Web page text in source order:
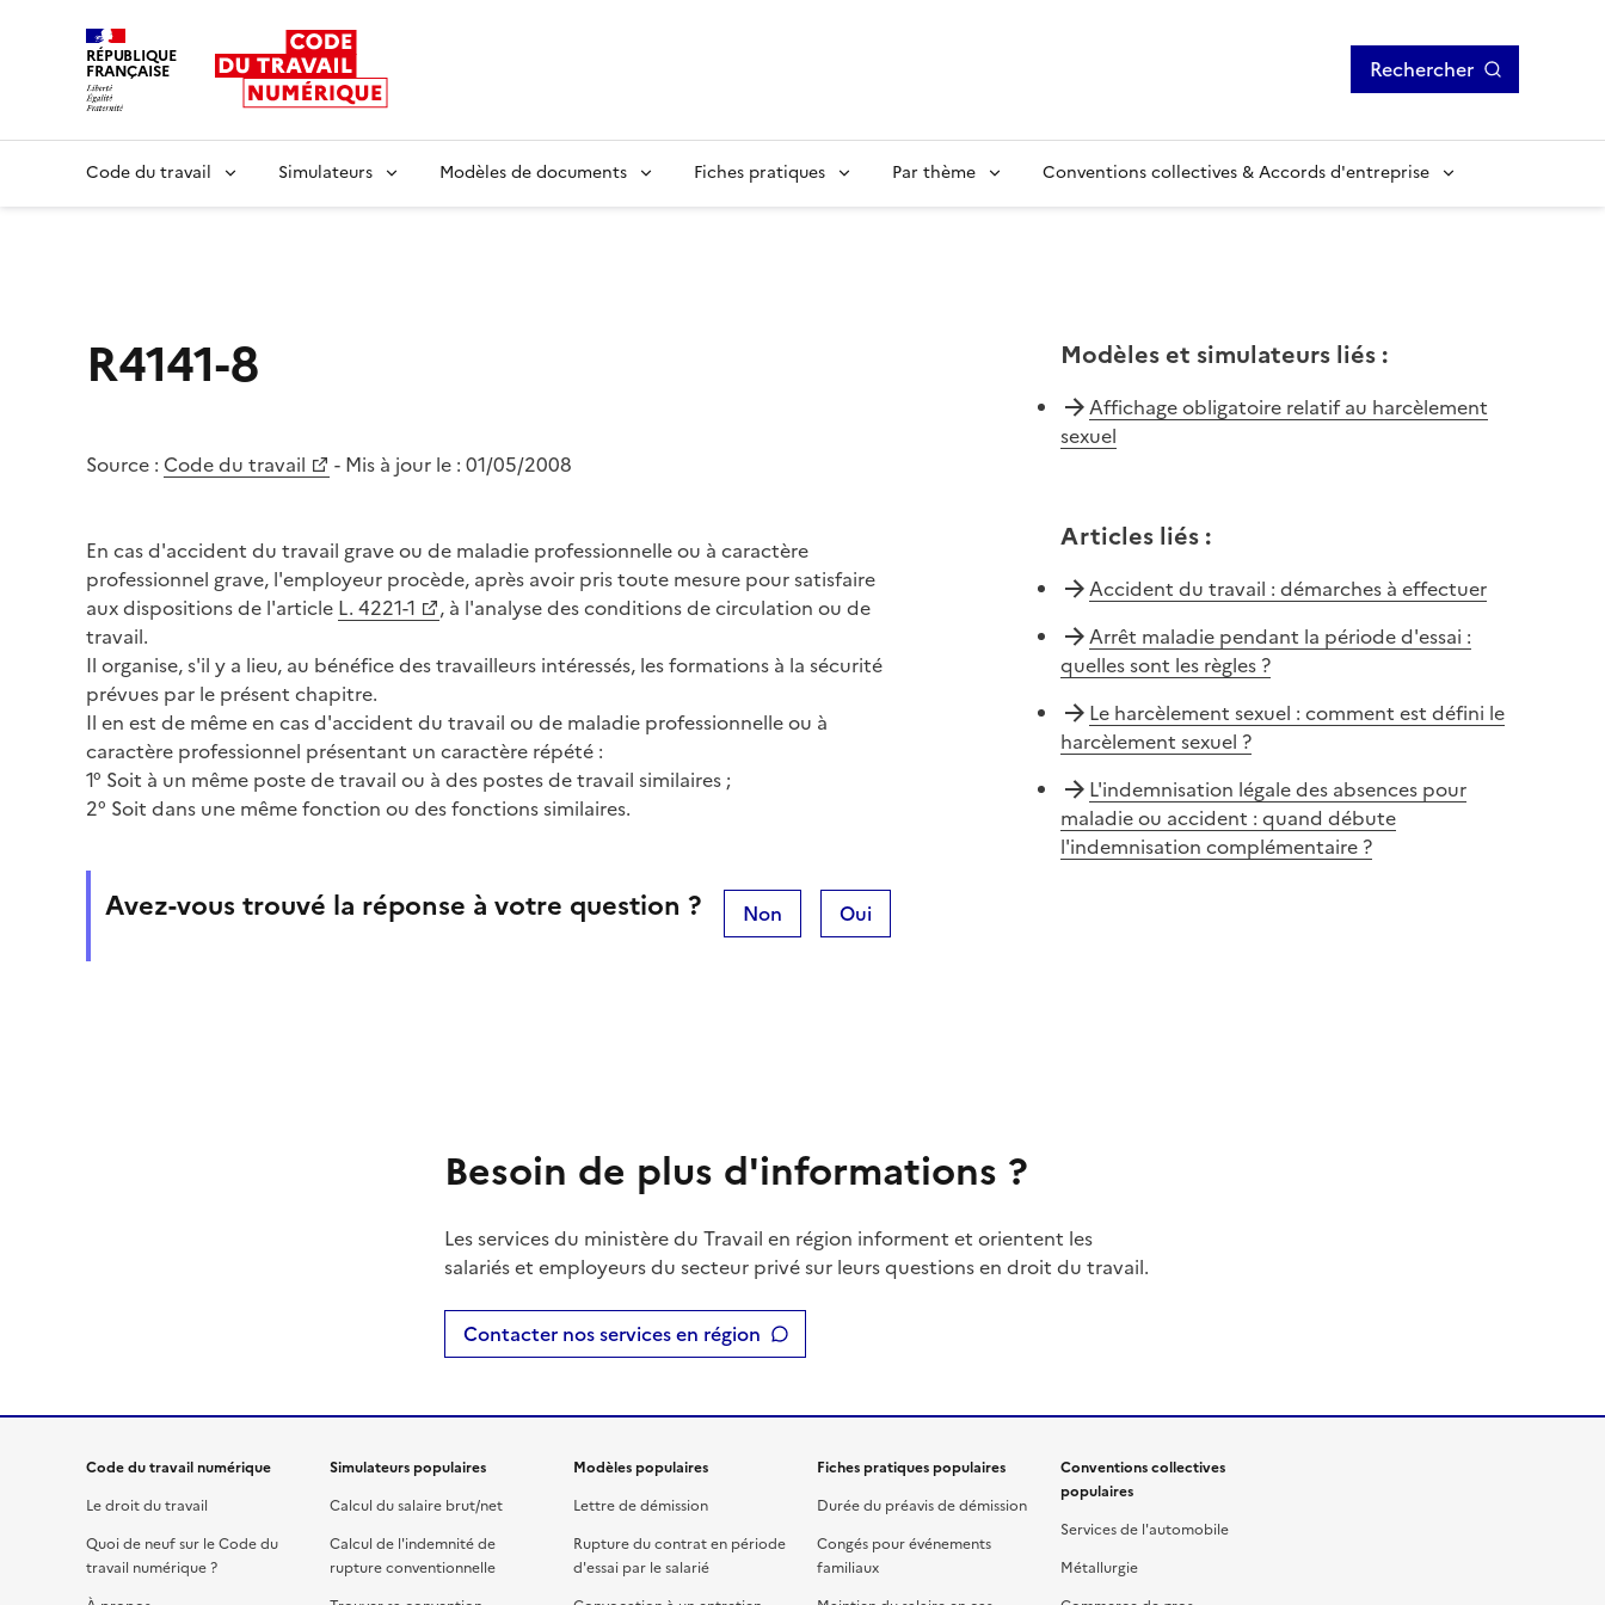
RÉPUBLIQUE
FRANÇAISE Rechercher
Code du travail Simulateurs Modèles de documents Fiches pratiques Par thème Conventions collectives & Accords d'entreprise
R4141-8
Source : Code du travail - Mis à jour le : 01/05/2008
En cas d'accident du travail grave ou de maladie professionnelle ou à caractère
professionnel grave, l'employeur procède, après avoir pris toute mesure pour satisfaire
aux dispositions de l'article L. 4221-1
, à l'analyse des conditions de circulation ou de
travail.
Il organise, s'il y a lieu, au bénéfice des travailleurs intéressés, les formations à la sécurité
prévues par le présent chapitre.
Il en est de même en cas d'accident du travail ou de maladie professionnelle ou à
caractère professionnel présentant un caractère répété :
1° Soit à un même poste de travail ou à des postes de travail similaires ;
2° Soit dans une même fonction ou des fonctions similaires.
Avez-vous trouvé la réponse à votre question ? Non Oui
Modèles et simulateurs liés:
Affichage obligatoire relatif au harcèlement
sexuel
Articles liés:
Accident du travail : démarches à effectuer
Arrêt maladie pendant la période d'essai :
quelles sont les règles ?
Le harcèlement sexuel : comment est défini le
harcèlement sexuel ?
L'indemnisation légale des absences pour
maladie ou accident : quand débute
l'indemnisation complémentaire ?
Besoin de plus d'informations ?
Les services du ministère du Travail en région informent et orientent les
salariés et employeurs du secteur privé sur leurs questions en droit du travail.
Contacter nos services en région
Code du travail numérique
Le droit du travail
Quoi de neuf sur le Code du
travail numérique ?
Simulateurs populaires
Calcul du salaire brut/net
Calcul de l'indemnité de
rupture conventionnelle
Modèles populaires
Lettre de démission
Rupture du contrat en période
d'essai par le salarié
Fiches pratiques populaires
Durée du préavis de démission
Congés pour événements
familiaux
Conventions collectives
populaires
Services de l'automobile
Métallurgie